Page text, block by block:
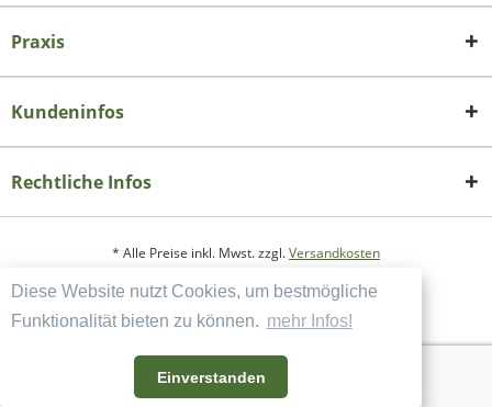
Diese Website nutzt Cookies, um bestmögliche
Funktionalität bieten zu können. mehr Infos!
Einverstanden
Praxis
Kundeninfos
Rechtliche Infos
* Alle Preise inkl. Mwst. zzgl.Versandkosten
Copyright
Datenschutzerklärung
Widerrufsbelehrung und Muster-Widerrufsformular
AGB und Kundeninformation